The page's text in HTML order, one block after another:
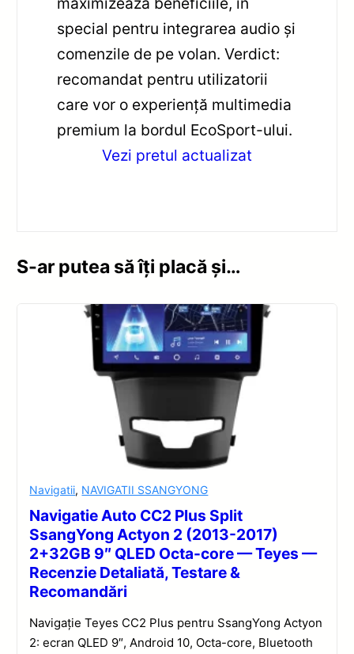
special pentru integrarea audio și
comenzile de pe volan. Verdict:
recomandat pentru utilizatorii
care vor o experiență multimedia
premium la bordul EcoSport-ului.
Vezi pretul actualizat
S-ar putea să îți placă și…
Navigatii, NAVIGATII SSANGYONG
Navigatie Auto CC2 Plus Split
SsangYong Actyon 2 (2013-2017)
2+32GB 9″ QLED Octa-core — Teyes —
Recenzie Detaliată, Testare &
Recomandări
Navigație Teyes CC2 Plus pentru SsangYong Actyon
2: ecran QLED 9″, Android 10, Octa-core, Bluetooth